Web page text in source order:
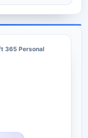
365 Personal